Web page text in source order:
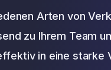
Arten von
zu Ihrem Team
in eine starke